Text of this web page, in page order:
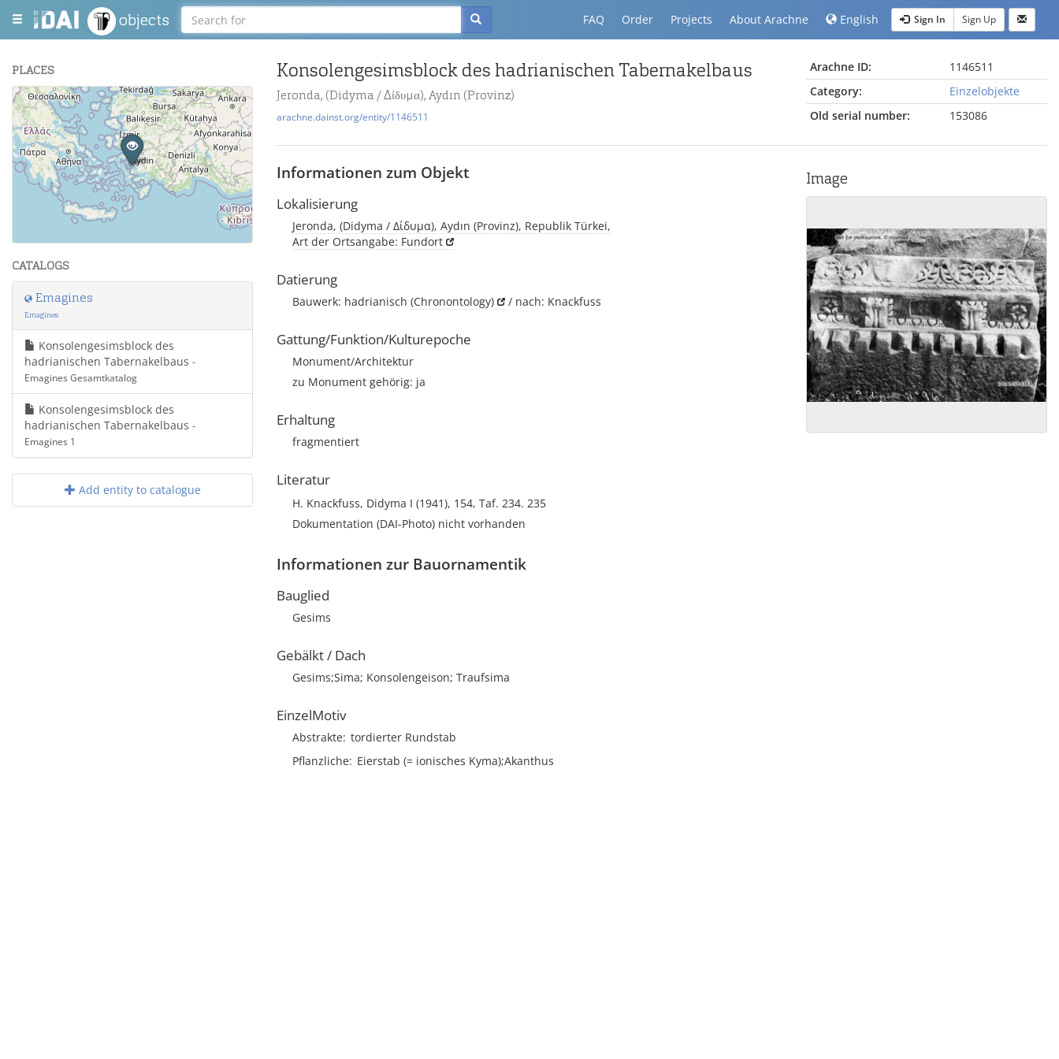
objects FAQ Order Projects About Arachne English Sign In Sign Up
PLACES
+
−
CATALOGS
Emagines
Emagines
Konsolengesimsblock des
hadrianischen Tabernakelbaus -
Emagines Gesamtkatalog
Konsolengesimsblock des
hadrianischen Tabernakelbaus -
Emagines 1
Add entity to catalogue
Konsolengesimsblock des hadrianischen Tabernakelbaus
Jeronda, (Didyma / Δίδυμα), Aydın (Provinz)
arachne.dainst.org/entity/1146511
Arachne ID:
1146511
Category:
Einzelobjekte
Old serial number:
153086
Informationen zum Objekt
Lokalisierung
Jeronda, (Didyma / Δίδυμα), Aydın (Provinz), Republik Türkei,
Art der Ortsangabe: Fundort
Datierung
Bauwerk: hadrianisch (Chronontology) / nach: Knackfuss
Gattung/Funktion/Kulturepoche
Monument/Architektur
zu Monument gehörig: ja
Erhaltung
fragmentiert
Literatur
H. Knackfuss, Didyma I (1941), 154, Taf. 234. 235
Dokumentation (DAI-Photo) nicht vorhanden
Informationen zur Bauornamentik
Bauglied
Gesims
Gebälkt / Dach
Gesims;Sima; Konsolengeison; Traufsima
EinzelMotiv
Abstrakte tordierter Rundstab
Pflanzliche Eierstab (= ionisches Kyma);Akanthus
Image